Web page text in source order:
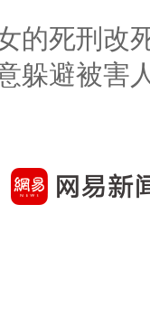
的死刑改
躲避被害